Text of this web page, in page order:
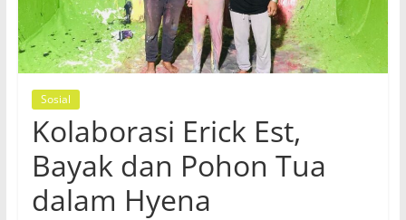
Sosial
Kolaborasi Erick Est,
Bayak dan Pohon Tua
dalam Hyena